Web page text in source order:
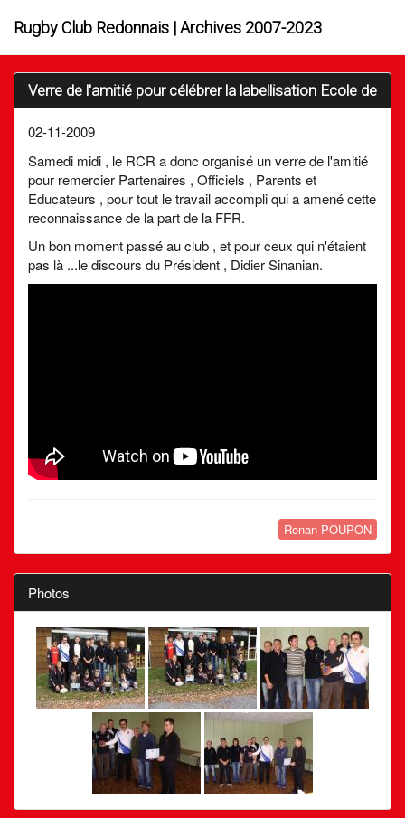
Rugby Club Redonnais | Archives 2007-2023
Verre de l'amitié pour célébrer la labellisation Ecole de
02-11-2009
Samedi midi , le RCR a donc organisé un verre de l'amitié
pour remercier Partenaires , Officiels , Parents et
Educateurs , pour tout le travail accompli qui a amené cette
reconnaissance de la part de la FFR.
Un bon moment passé au club , et pour ceux qui n'étaient
pas là ...le discours du Président , Didier Sinanian.
Ronan POUPON
Photos